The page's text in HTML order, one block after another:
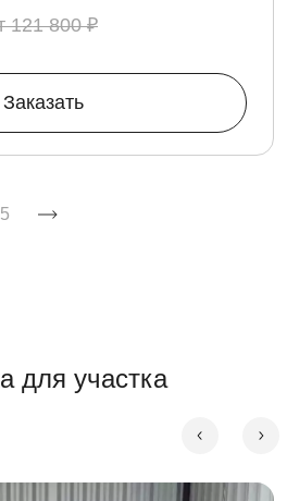
121 800 ₽
Заказать
5
для участка